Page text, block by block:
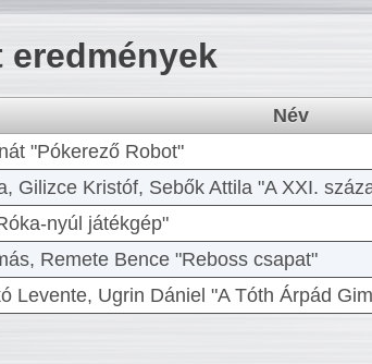
eredmények
Név
"Pókerező Robot"
Gilizce Kristóf, Sebők Attila "A XXI.
nyúl játékgép"
Remete Bence "Reboss csapat"
Levente, Ugrin Dániel "A Tóth Árpád